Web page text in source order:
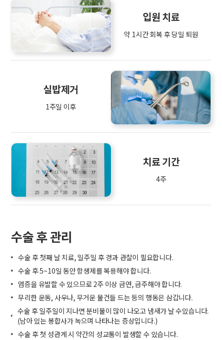
입원 치료
약 1시간 회복 후 당일 퇴원
실밥제거
1주일 이후
치료 기간
4주
수술 후 관리
수술 후 첫째 날 치료, 일주일 후 경과 관찰이 필요합니다.
수술 후 5~10일 동안 항생제를 복용해야 합니다.
염증을 유발할 수 있으므로 2주 이상 금연, 금주해야 합니다.
무리한 운동, 사우나, 무거운 물건들 드는 등의 행동은 삼갑니다.
수술 후 일주일이 지나면 분비물이 많이 나오고 냄새가 날 수있습니다.
(남아 있는 봉합사가 녹으며 나타나는 증상입니다.)
수술 후 첫 성관계 시 약간의 성교통이 발생할 수 있습니다.